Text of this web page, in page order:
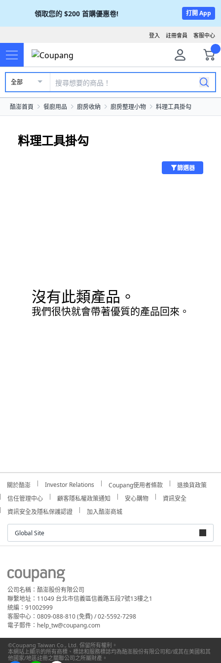
領取您的 $200 首購優惠卷! 打開 App
客服中心
註冊會員
登入
全部
酷澎首頁 餐廚用品 廚房收納 廚房整理小物 料理工具掛勾
料理工具掛勾
篩選器
沒有此類產品。
我們很快就會帶著優質的產品回來。
關於酷澎 Investor Relations Coupang使用者條款
退換貨政策
信任管理中心
顧客隱私權政策通知 安心購物
資訊安全
資訊安全及隱私保護認證
加入酷澎商城
Global Site
公司名稱：酷澎股份有限公司
聯繫地址：11049 台北市信義區信義路五段7號13樓之1
統編：91002999
客服中心：0809-088-810 (免費) / 02-5592-7298
電子郵件：help_tw@coupang.com
©Coupang Taiwan Co., Ltd. 保留所有權利。
本網站上顯示的所有商標、標誌和服務標誌均為酷澎股份有限公司和/或其在美國和其
他國家/地區註冊之關聯公司之所屬財產。